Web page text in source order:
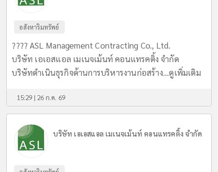
อสังหาริมทรัพย์
???? ASL Management Contracting Co., Ltd.
บริษัท เอเอสแอล เมเนจเม้นท์ คอนแทรคติ้ง จำกัด
บริษัทดำเนินธุรกิจด้านการบริหารงานก่อสร้าง...ดูเพิ่มเติม
15:29 | 26 ก.ค. 69
บริษัท เอเอสแอล เมเนจเม้นท์ คอนแทรคติ้ง จำกัด